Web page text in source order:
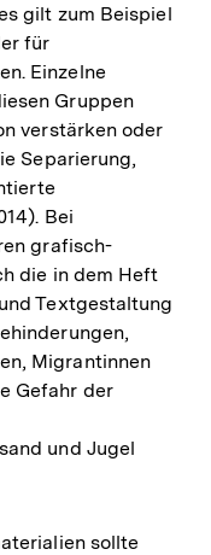
gilt zum Beispiel
für
Einzelne
Gruppen
verstärken oder
Separierung,
Bei
grafisch-
die in dem Heft
Textgestaltung
Migrantinnen
Gefahr der
und Jugel
sollte